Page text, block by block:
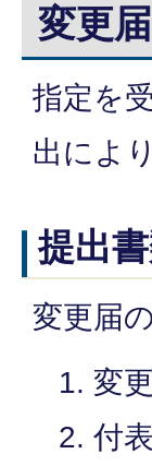
変更届
指定を
出によ
提出
変更届
変
付表